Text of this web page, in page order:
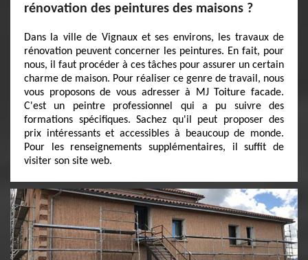
rénovation des peintures des maisons ?
Dans la ville de Vignaux et ses environs, les travaux de
rénovation peuvent concerner les peintures. En fait, pour
nous, il faut procéder à ces tâches pour assurer un certain
charme de maison. Pour réaliser ce genre de travail, nous
vous proposons de vous adresser à MJ Toiture facade.
C'est un peintre professionnel qui a pu suivre des
formations spécifiques. Sachez qu'il peut proposer des
prix intéressants et accessibles à beaucoup de monde.
Pour les renseignements supplémentaires, il suffit de
visiter son site web.